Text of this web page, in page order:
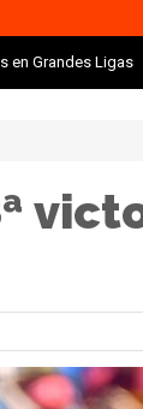
en Grandes Ligas